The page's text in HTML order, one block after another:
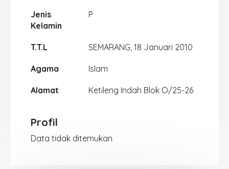
Jenis
Kelamin
P
T.T.L SEMARANG, 18 Januari 2010
Agama Islam
Alamat Ketileng Indah Blok O/25-26
Profil
Data tidak ditemukan